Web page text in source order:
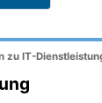
zu IT-